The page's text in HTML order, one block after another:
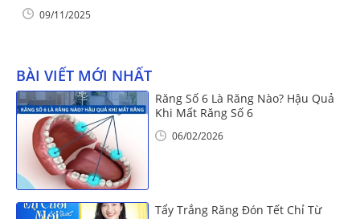
09/11/2025
BÀI VIẾT MỚI NHẤT
Răng Số 6 Là Răng Nào? Hậu Quả
Khi Mất Răng Số 6
06/02/2026
Tẩy Trắng Răng Đón Tết Chỉ Từ